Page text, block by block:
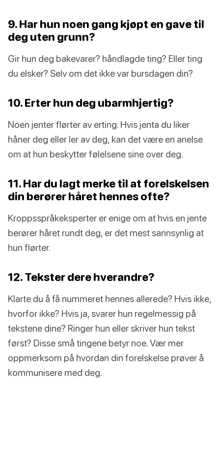
9. Har hun noen gang kjøpt en gave til
deg uten grunn?
Gir hun deg bakevarer? håndlagde ting? Eller ting
du elsker? Selv om det ikke var bursdagen din?
10. Erter hun deg ubarmhjertig?
Noen jenter flørter av erting. Hvis jenta du liker
håner deg eller ler av deg, kan det være en anelse
om at hun beskytter følelsene sine over deg.
11. Har du lagt merke til at forelskelsen
din berører håret hennes ofte?
Kroppsspråkeksperter er enige om at hvis en jente
berører håret rundt deg, er det mest sannsynlig at
hun flørter.
12. Tekster dere hverandre?
Klarte du å få nummeret hennes allerede? Hvis ikke,
hvorfor ikke? Hvis ja, svarer hun regelmessig på
tekstene dine? Ringer hun eller skriver hun tekst
først? Disse små tingene betyr noe. Vær mer
oppmerksom på hvordan din forelskelse prøver å
kommunisere med deg.